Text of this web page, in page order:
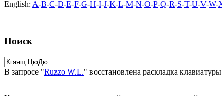
English: A-B-C-D-E-F-G-H-I-J-K-L-M-N-O-P-Q-R-S-T-U-V-W-
Поиск
В запросе "Ruzzo W.L." восстановлена раскладка